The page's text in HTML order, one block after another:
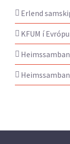
Erlend
KFUM í Evrópu